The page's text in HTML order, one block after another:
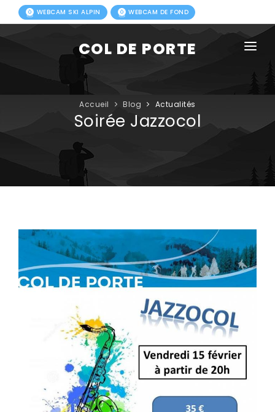
WEBCAM SKI ALPIN WEBCAM DE FOND
COL DE PORTE
FORFAITS
ACTIVITÉS ÉTÉ
PHOTOS
Accueil Blog Actualités
Soirée Jazzocol